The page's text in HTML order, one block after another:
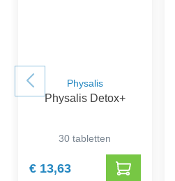
Physalis
Physalis Detox+
30 tabletten
€ 13,63